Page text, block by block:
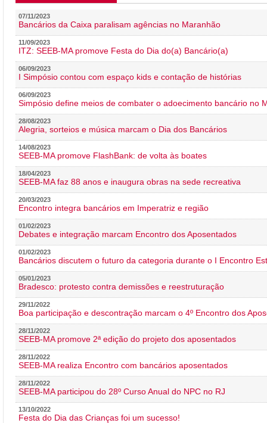
07/11/2023
Bancários da Caixa paralisam agências no Maranhão
11/09/2023
ITZ: SEEB-MA promove Festa do Dia do(a) Bancário(a)
06/09/2023
I Simpósio contou com espaço kids e contação de histórias
06/09/2023
Simpósio define meios de combater o adoecimento bancário no
28/08/2023
Alegria, sorteios e música marcam o Dia dos Bancários
14/08/2023
SEEB-MA promove FlashBank: de volta às boates
18/04/2023
SEEB-MA faz 88 anos e inaugura obras na sede recreativa
20/03/2023
Encontro integra bancários em Imperatriz e região
01/02/2023
Debates e integração marcam Encontro dos Aposentados
01/02/2023
Bancários discutem o futuro da categoria durante o I Encontro
05/01/2023
Bradesco: protesto contra demissões e reestruturação
29/11/2022
Boa participação e descontração marcam o 4º Encontro dos
28/11/2022
SEEB-MA promove 2ª edição do projeto dos aposentados
28/11/2022
SEEB-MA realiza Encontro com bancários aposentados
28/11/2022
SEEB-MA participou do 28º Curso Anual do NPC no RJ
13/10/2022
Festa do Dia das Crianças foi um sucesso!